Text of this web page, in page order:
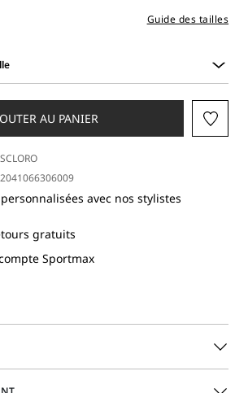
Guide des tailles
AU PANIER
avec nos stylistes
gratuits
Sportmax